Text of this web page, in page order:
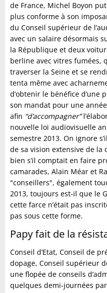
de France, Michel Boyon
plus conforme à son
du Conseil supérieur de
avec un salaire désormais
la République et deux
berline avec vitres fumées,
traverser la Seine et se
tenta même avec
d’obtenir le bénéfice d’une
son mandat pour une année
afin “d’accompagner”
nouvelle loi audiovisuelle
semestre 2013. On ignore
de sa vision extensive de la
bien s’il comptait en faire
camarades, Alain Méar et
"conseillers", également
2013, toujours est-il que le
cette farce n’était pas
pas sous cette forme.
Papy fait de la
Conseil d’Etat, Conseil de
dopage, Conseil supérieur
une flopée de conseils
quelques demi-journées par